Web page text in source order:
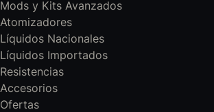
Mods y Kits Avanzados
Atomizadores
Líquidos Nacionales
Líquidos Importados
Resistencias
Accesorios
Ofertas